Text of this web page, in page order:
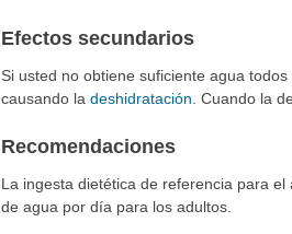
Efectos secundarios
Si usted no obtiene suficiente agua
causando la deshidratación . Cuando la
Recomendaciones
La ingesta dietética de referencia para
de agua por día para los adultos.